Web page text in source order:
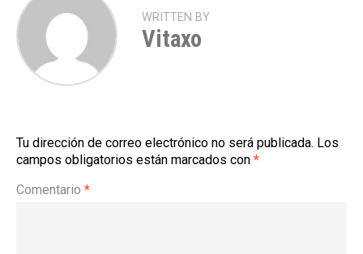
WRITTEN BY
Vitaxo
Tu dirección de correo electrónico no será publicada. Los
campos obligatorios están marcados con *
Comentario *